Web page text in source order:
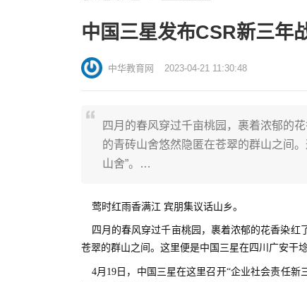
中国三星发布CSR新三年
中华教育网 2023-04-21 11:30:48
四月的春风穿过千亩桃园，裹着浓郁的
的青砖山舍悠然隐匿在苍翠的群山之间
山舍”。…
莺时红雨香满江 宾朋集议话山乡。
四月的春风穿过千亩桃园，裹着浓郁的花香染
苍翠的群山之间。这里便是中国三星在四川广安干
4月19日，中国三星在这里召开“企业社会责任